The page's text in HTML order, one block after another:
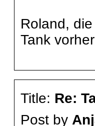
Roland,
Tank
Title: Re:
Post by